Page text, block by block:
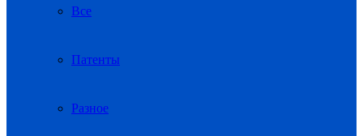
Все
Патенты
Разное